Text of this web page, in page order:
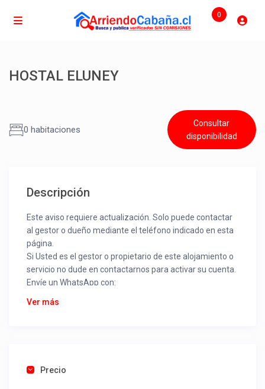
0
HOSTAL ELUNEY
0 habitaciones
Consultar
disponibilidad
Descripción
Este aviso requiere actualización. Solo puede contactar
al gestor o dueño mediante el teléfono indicado en esta
página.
Si Usted es el gestor o propietario de este alojamiento o
servicio no dude en contactarnos para activar su cuenta.
Envíe un WhatsApp con:
Nombre alojamiento o servicio
Una foto de cuenta de luz o agua o gas que acredite
Ver más
Precio